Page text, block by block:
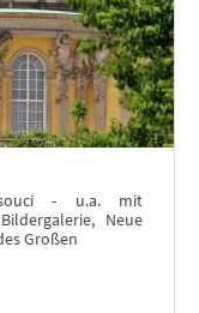
- u.a. mit
Neue
Großen